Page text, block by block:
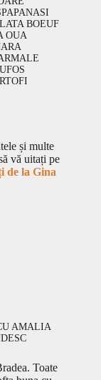
PAPANASI
BOEUF
OUA
și multe
vă uitați pe
de la Gina
AMALIA
Toate